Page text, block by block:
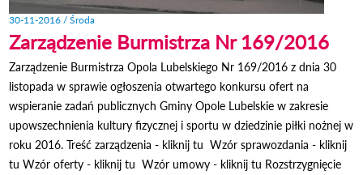
30-11-2016 / Środa
Zarządzenie Burmistrza Nr 169/2016
Zarządzenie Burmistrza Opola Lubelskiego Nr 169/2016 z dnia 30
listopada w sprawie ogłoszenia otwartego konkursu ofert na
wspieranie zadań publicznych Gminy Opole Lubelskie w zakresie
upowszechnienia kultury fizycznej i sportu w dziedzinie piłki nożnej w
roku 2016. Treść zarządzenia - kliknij tu Wzór sprawozdania - kliknij
tu Wzór oferty - kliknij tu Wzór umowy - kliknij tu Rozstrzygnięcie